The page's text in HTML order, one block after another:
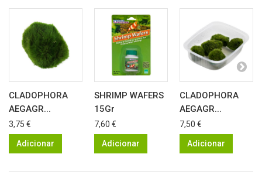
CLADOPHORA
AEGAGR...
3,75 €
Adicionar
SHRIMP WAFERS
15Gr
7,60 €
Adicionar
CLADOPHORA
AEGAGR...
7,50 €
Adicionar